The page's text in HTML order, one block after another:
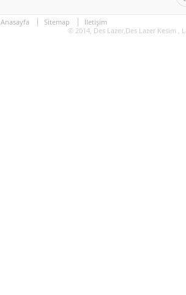
Anasayfa Sitemap
İletişim
© 2014, Des Lazer,Des Lazer Kesim